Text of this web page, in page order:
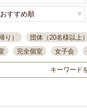
り） 団体（20名様以上）
完全個室 女子会
一人飲み 誕
パ最高 肉料理 模合
鳥 忘年会コース レ
キーワード